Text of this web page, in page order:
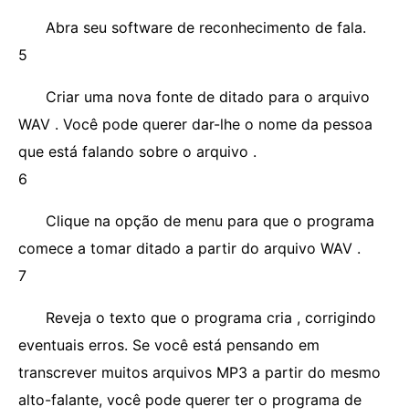
Abra seu software de reconhecimento de fala.
5
Criar uma nova fonte de ditado para o arquivo
WAV . Você pode querer dar-lhe o nome da pessoa
que está falando sobre o arquivo .
6
Clique na opção de menu para que o programa
comece a tomar ditado a partir do arquivo WAV .
7
Reveja o texto que o programa cria , corrigindo
eventuais erros. Se você está pensando em
transcrever muitos arquivos MP3 a partir do mesmo
alto-falante, você pode querer ter o programa de